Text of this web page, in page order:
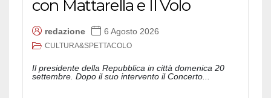
con Mattarella e Il Volo
redazione 6 Agosto 2026
CULTURA&SPETTACOLO
Il presidente della Repubblica in città domenica 20
settembre. Dopo il suo intervento il Concerto...